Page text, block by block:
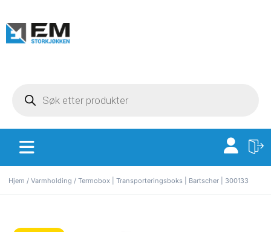
Hjem / Varmholding / Termobox | Transporteringsboks | Bartscher | 300133